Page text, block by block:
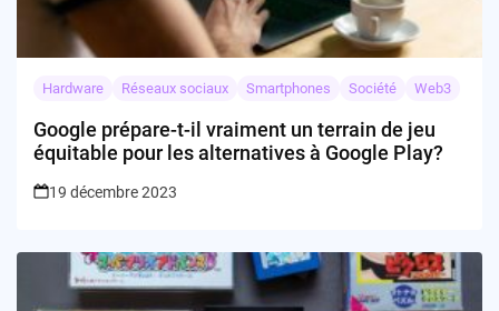
Hardware Réseaux sociaux Smartphones Société Web3
Google prépare-t-il vraiment un terrain de jeu
équitable pour les alternatives à Google Play?
19 décembre 2023